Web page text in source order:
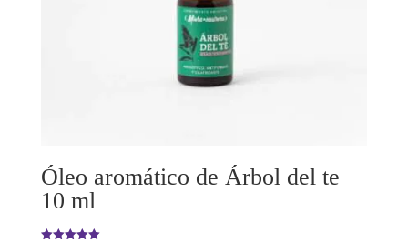
Óleo aromático de Árbol del te
10 ml